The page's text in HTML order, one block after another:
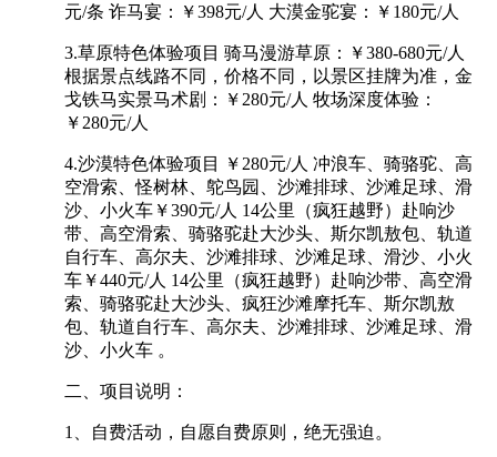
元/条 诈马宴：￥398元/人 大漠金驼宴：￥180元/人
3.草原特色体验项目 骑马漫游草原：￥380-680元/人
根据景点线路不同，价格不同，以景区挂牌为准，金
戈铁马实景马术剧：￥280元/人 牧场深度体验：
￥280元/人
4.沙漠特色体验项目 ￥280元/人 冲浪车、骑骆驼、高
空滑索、怪树林、鸵鸟园、沙滩排球、沙滩足球、滑
沙、小火车￥390元/人 14公里（疯狂越野）赴响沙
带、高空滑索、骑骆驼赴大沙头、斯尔凯敖包、轨道
自行车、高尔夫、沙滩排球、沙滩足球、滑沙、小火
车￥440元/人 14公里（疯狂越野）赴响沙带、高空滑
索、骑骆驼赴大沙头、疯狂沙滩摩托车、斯尔凯敖
包、轨道自行车、高尔夫、沙滩排球、沙滩足球、滑
沙、小火车 。
二、项目说明：
1、自费活动，自愿自费原则，绝无强迫。